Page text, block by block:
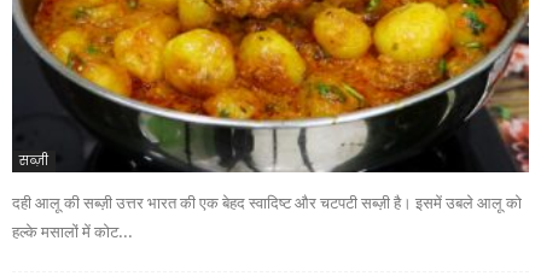
सब्ज़ी
दही आलू की सब्ज़ी उत्तर भारत की एक बेहद स्वादिष्ट और चटपटी सब्ज़ी है। इसमें उबले आलू को
हल्के मसालों में कोट...